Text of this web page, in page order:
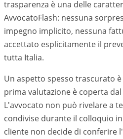
trasparenza è una delle
AvvocatoFlash: nessuna
impegno implicito, nessuna
accettato esplicitamente il
tutta Italia.
Un aspetto spesso trascurato
prima valutazione è coperta
L'avvocato non può rivelare a
condivise durante il colloquio
cliente non decide di conferire